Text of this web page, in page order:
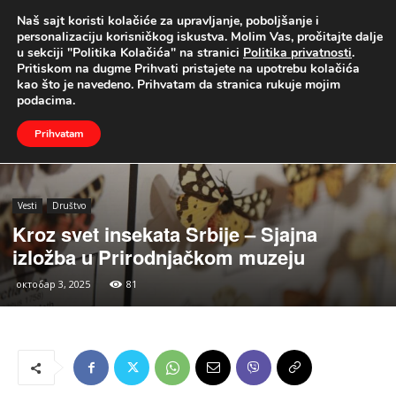
UŽIVO
Naslovna Vesti Društvo
Vesti Društvo
Kroz svet insekata Srbije – Sjajna
izložba u Prirodnjačkom muzeju
октобар 3, 2025 81
Naš sajt koristi kolačiće za upravljanje, poboljšanje i
personalizaciju korisničkog iskustva. Molim Vas, pročitajte dalje
u sekciji "Politika Kolačića" na stranici Politika privatnosti.
Pritiskom na dugme Prihvati pristajete na upotrebu kolačića
kao što je navedeno. Prihvatam da stranica rukuje mojim
podacima.
Prihvatam